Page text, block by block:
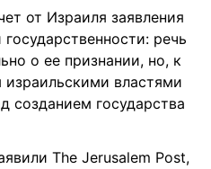
от Израиля заявления
речь
о ее признании, но, к
властями
созданием государства
The Jerusalem Post,